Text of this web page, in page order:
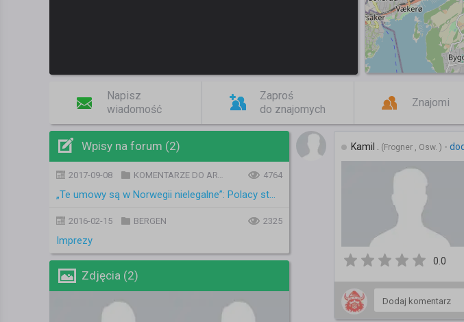
Napisz
wiadomość
Zaproś
do znajomych
Znajomi
Wpisy na forum (2)
2017-09-08 KOMENTARZE DO ARTYKUŁÓW 4764
„Te umowy są w Norwegii nielegalne”: Polacy strajkują w norweskim zakładzie
2016-02-15 BERGEN 2325
Imprezy
Zdjęcia (2)
Kamil . (Frogner , Osw. ) -
0.0